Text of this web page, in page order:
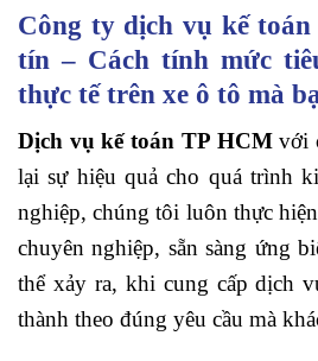
Công ty dịch vụ kế
tín – Cách tính mức
thực tế trên xe ô tô mà
Dịch vụ kế toán TP HCMvới
lại sự hiệu quả cho quá trình
nghiệp, chúng tôi luôn thực
chuyên nghiệp, sẵn sàng ứng
thể xảy ra, khi cung cấp dịch
thành theo đúng yêu cầu mà